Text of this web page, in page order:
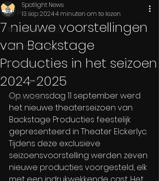
All Posts
Theater/Musical
Entertainment
Casting-Call
Film/Serie
Newsflash
7 nieuwe voorstellingen
van Backstage
Producties in het seizoen
2024-2025
Spotlight News
13 sep 20244 minuten om te lezen
Op woensdag 11 september werd
het nieuwe theaterseizoen van
Backstage Producties feestelijk
gepresenteerd in Theater Elckerlyc.
Tijdens deze exclusieve
seizoensvoorstelling werden zeven
nieuwe producties voorgesteld, elk